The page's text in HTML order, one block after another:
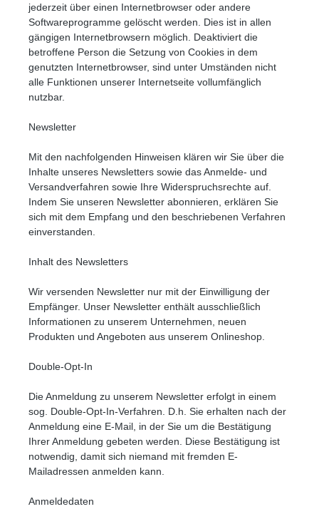
jederzeit über einen Internetbrowser oder andere
Softwareprogramme gelöscht werden. Dies ist in allen
gängigen Internetbrowsern möglich. Deaktiviert die
betroffene Person die Setzung von Cookies in dem
genutzten Internetbrowser, sind unter Umständen nicht
alle Funktionen unserer Internetseite vollumfänglich
nutzbar.
Newsletter
Mit den nachfolgenden Hinweisen klären wir Sie über die
Inhalte unseres Newsletters sowie das Anmelde- und
Versandverfahren sowie Ihre Widerspruchsrechte auf.
Indem Sie unseren Newsletter abonnieren, erklären Sie
sich mit dem Empfang und den beschriebenen Verfahren
einverstanden.
Inhalt des Newsletters
Wir versenden Newsletter nur mit der Einwilligung der
Empfänger. Unser Newsletter enthält ausschließlich
Informationen zu unserem Unternehmen, neuen
Produkten und Angeboten aus unserem Onlineshop.
Double-Opt-In
Die Anmeldung zu unserem Newsletter erfolgt in einem
sog. Double-Opt-In-Verfahren. D.h. Sie erhalten nach der
Anmeldung eine E-Mail, in der Sie um die Bestätigung
Ihrer Anmeldung gebeten werden. Diese Bestätigung ist
notwendig, damit sich niemand mit fremden E-
Mailadressen anmelden kann.
Anmeldedaten